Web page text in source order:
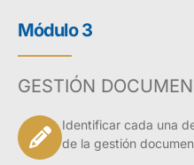
Módulo 3
GESTIÓN
Identificar cada una
de la gestión